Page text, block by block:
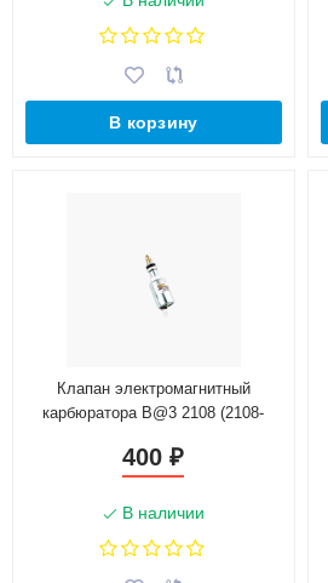
В корзину
Клапан электромагнитный
карбюратора B@3 2108 (2108-
400₽
В наличии